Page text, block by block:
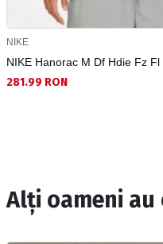
NIKE
NIKE Hanorac M Df Hdie Fz Fl
281.99 RON
Alți oameni